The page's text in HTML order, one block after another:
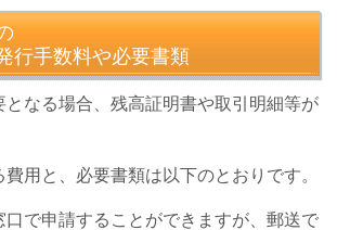
行手数料や必要書類
となる場合、残高証明書や取引明細等が
用と、必要書類は以下のとおりです。
口で申請することができますが、郵送で